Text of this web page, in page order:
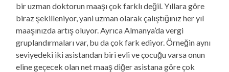
bir uzman doktorun maaşı çok farklı değil. Yıllara göre
biraz şekilleniyor, yani uzman olarak çalıştığınız her yıl
maaşınızda artış oluyor. Ayrıca Almanya’da vergi
gruplandırmaları var, bu da çok fark ediyor. Örneğin aynı
seviyedeki iki asistandan biri evli ve çocuğu varsa onun
eline geçecek olan net maaş diğer asistana göre çok